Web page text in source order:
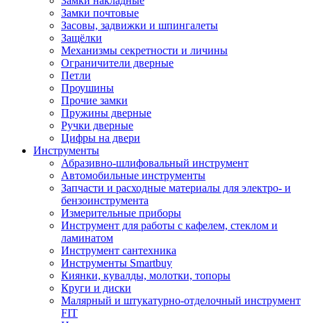
Замки почтовые
Засовы, задвижки и шпингалеты
Защёлки
Механизмы секретности и личины
Ограничители дверные
Петли
Проушины
Прочие замки
Пружины дверные
Ручки дверные
Цифры на двери
Инструменты
Абразивно-шлифовальный инструмент
Автомобильные инструменты
Запчасти и расходные материалы для электро- и
бензоинструмента
Измерительные приборы
Инструмент для работы с кафелем, стеклом и
ламинатом
Инструмент сантехника
Инструменты Smartbuy
Киянки, кувалды, молотки, топоры
Круги и диски
Малярный и штукатурно-отделочный инструмент
FIT